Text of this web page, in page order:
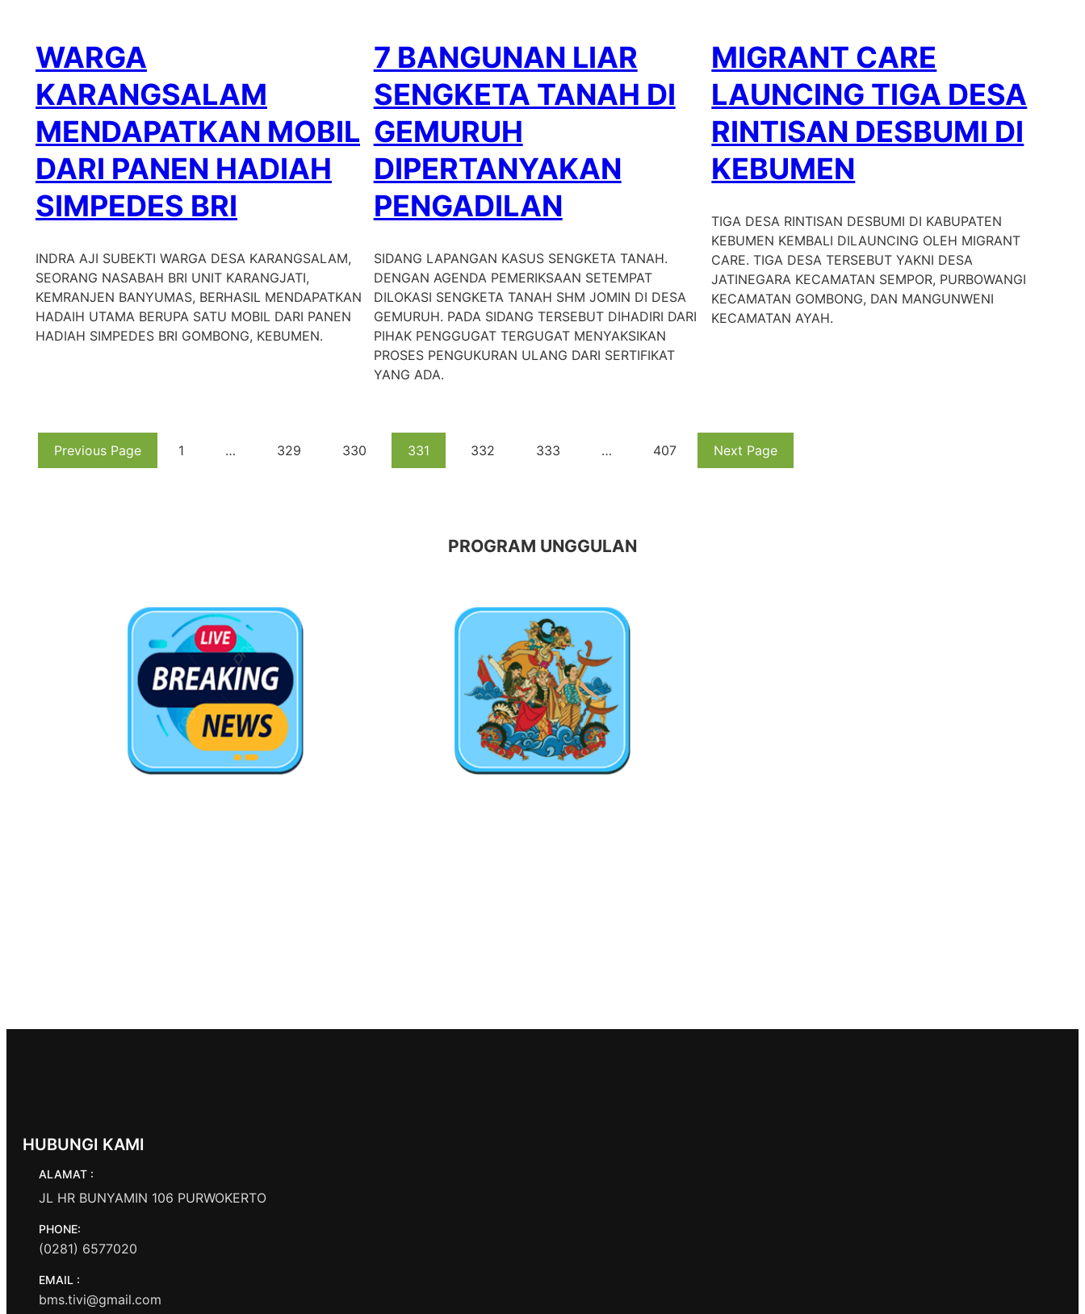
WARGA
KARANGSALAM
MENDAPATKAN MOBIL
DARI PANEN HADIAH
SIMPEDES BRI
INDRA AJI SUBEKTI WARGA DESA KARANGSALAM,
SEORANG NASABAH BRI UNIT KARANGJATI,
KEMRANJEN BANYUMAS, BERHASIL MENDAPATKAN
HADAIH UTAMA BERUPA SATU MOBIL DARI PANEN
HADIAH SIMPEDES BRI GOMBONG, KEBUMEN.
7 BANGUNAN LIAR
SENGKETA TANAH DI
GEMURUH
DIPERTANYAKAN
PENGADILAN
SIDANG LAPANGAN KASUS SENGKETA TANAH.
DENGAN AGENDA PEMERIKSAAN SETEMPAT
DILOKASI SENGKETA TANAH SHM JOMIN DI DESA
GEMURUH. PADA SIDANG TERSEBUT DIHADIRI DARI
PIHAK PENGGUGAT TERGUGAT MENYAKSIKAN
PROSES PENGUKURAN ULANG DARI SERTIFIKAT
YANG ADA.
MIGRANT CARE
LAUNCING TIGA DESA
RINTISAN DESBUMI DI
KEBUMEN
TIGA DESA RINTISAN DESBUMI DI KABUPATEN
KEBUMEN KEMBALI DILAUNCING OLEH MIGRANT
CARE. TIGA DESA TERSEBUT YAKNI DESA
JATINEGARA KECAMATAN SEMPOR, PURBOWANGI
KECAMATAN GOMBONG, DAN MANGUNWENI
KECAMATAN AYAH.
Previous Page 1 … 329 330 331 332 333 … 407 Next Page
PROGRAM UNGGULAN
HUBUNGI KAMI
ALAMAT :
JL HR BUNYAMIN 106 PURWOKERTO
PHONE:
(0281) 6577020
EMAIL :
bms.tivi@gmail.com